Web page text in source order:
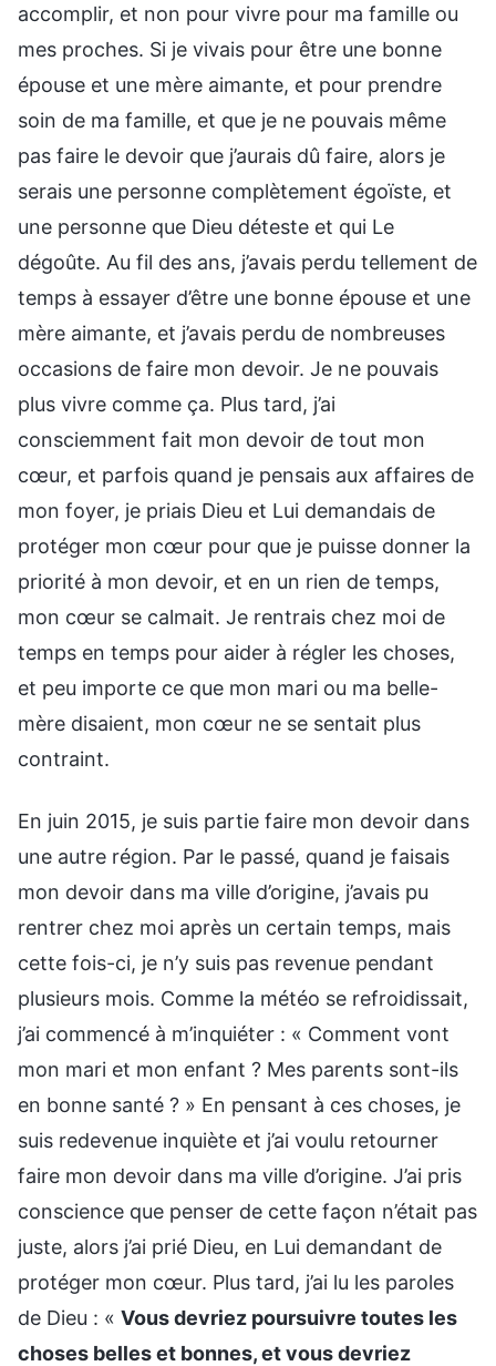
accomplir, et non pour vivre pour ma famille ou
mes proches. Si je vivais pour être une bonne
épouse et une mère aimante, et pour prendre
soin de ma famille, et que je ne pouvais même
pas faire le devoir que j’aurais dû faire, alors je
serais une personne complètement égoïste, et
une personne que Dieu déteste et qui Le
dégoûte. Au fil des ans, j’avais perdu tellement de
temps à essayer d’être une bonne épouse et une
mère aimante, et j’avais perdu de nombreuses
occasions de faire mon devoir. Je ne pouvais
plus vivre comme ça. Plus tard, j’ai
consciemment fait mon devoir de tout mon
cœur, et parfois quand je pensais aux affaires de
mon foyer, je priais Dieu et Lui demandais de
protéger mon cœur pour que je puisse donner la
priorité à mon devoir, et en un rien de temps,
mon cœur se calmait. Je rentrais chez moi de
temps en temps pour aider à régler les choses,
et peu importe ce que mon mari ou ma belle-
mère disaient, mon cœur ne se sentait plus
contraint.
En juin 2015, je suis partie faire mon devoir dans
une autre région. Par le passé, quand je faisais
mon devoir dans ma ville d’origine, j’avais pu
rentrer chez moi après un certain temps, mais
cette fois-ci, je n’y suis pas revenue pendant
plusieurs mois. Comme la météo se refroidissait,
j’ai commencé à m’inquiéter : « Comment vont
mon mari et mon enfant ? Mes parents sont-ils
en bonne santé ? » En pensant à ces choses, je
suis redevenue inquiète et j’ai voulu retourner
faire mon devoir dans ma ville d’origine. J’ai pris
conscience que penser de cette façon n’était pas
juste, alors j’ai prié Dieu, en Lui demandant de
protéger mon cœur. Plus tard, j’ai lu les paroles
de Dieu : « Vous devriez poursuivre toutes les
choses belles et bonnes, et vous devriez